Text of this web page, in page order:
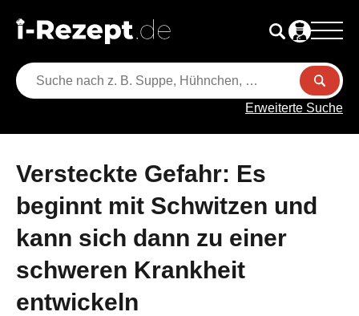
Erweiterte Suche
Versteckte Gefahr: Es
beginnt mit Schwitzen und
kann sich dann zu einer
schweren Krankheit
entwickeln